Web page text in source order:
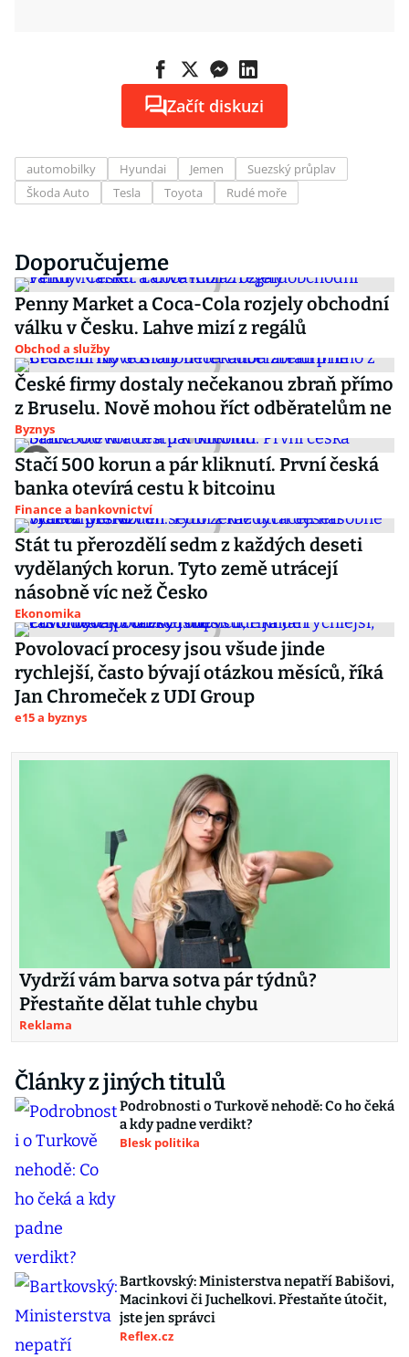
Začít diskuzi
automobilky Hyundai Jemen
Suezský průplav
Škoda Auto
Tesla Toyota Rudé moře
Doporučujeme
Penny Market a Coca-Cola rozjely obchodní
válku v Česku. Lahve mizí z regálů
Obchod a služby
České firmy dostaly nečekanou zbraň přímo
z Bruselu. Nově mohou říct odběratelům ne
Byznys
Stačí 500 korun a pár kliknutí. První česká
banka otevírá cestu k bitcoinu
Finance a bankovnictví
Stát tu přerozdělí sedm z každých deseti
vydělaných korun. Tyto země utrácejí
násobně víc než Česko
Ekonomika
Povolovací procesy jsou všude jinde
rychlejší, často bývají otázkou měsíců, říká
Jan Chromeček z UDI Group
e15 a byznys
Vydrží vám barva sotva pár týdnů?
Přestaňte dělat tuhle chybu
Reklama
Články z jiných titulů
Podrobnosti o Turkově nehodě: Co ho čeká
a kdy padne verdikt?
Blesk politika
Bartkovský: Ministerstva nepatří Babišovi,
Macinkovi či Juchelkovi. Přestaňte útočit,
jste jen správci
Reflex.cz